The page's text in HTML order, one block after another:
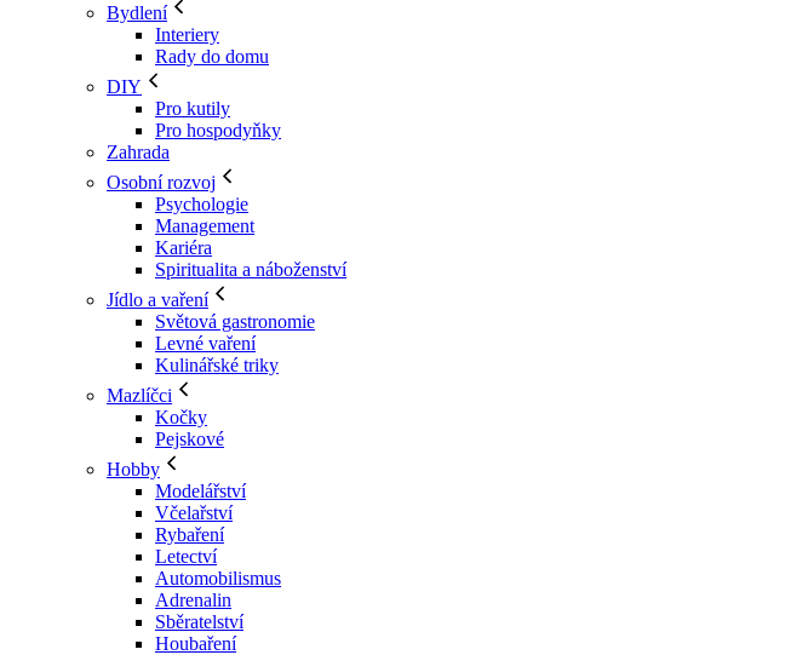
Bydlení
Interiery
Rady do domu
DIY
Pro kutily
Pro hospodyňky
Zahrada
Osobní rozvoj
Psychologie
Management
Kariéra
Spiritualita a náboženství
Jídlo a vaření
Světová gastronomie
Levné vaření
Kulinářské triky
Mazlíčci
Kočky
Pejskové
Hobby
Modelářství
Včelařství
Rybaření
Letectví
Automobilismus
Adrenalin
Sběratelství
Houbaření